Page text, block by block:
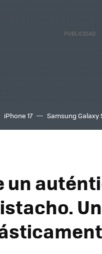
iPhone 17 Samsung Galaxy
un